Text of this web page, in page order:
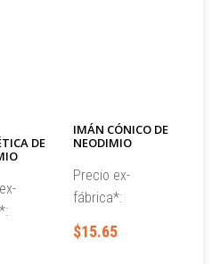
DE
IMÁN CÓNICO DE
NEODIMIO
Precio ex-
fábrica*:
$15.65